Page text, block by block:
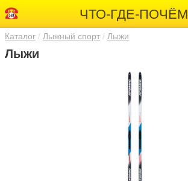
ЧТО-ГДЕ-ПОЧЁМ
Каталог Лыжный спорт Лыжи
Лыжи